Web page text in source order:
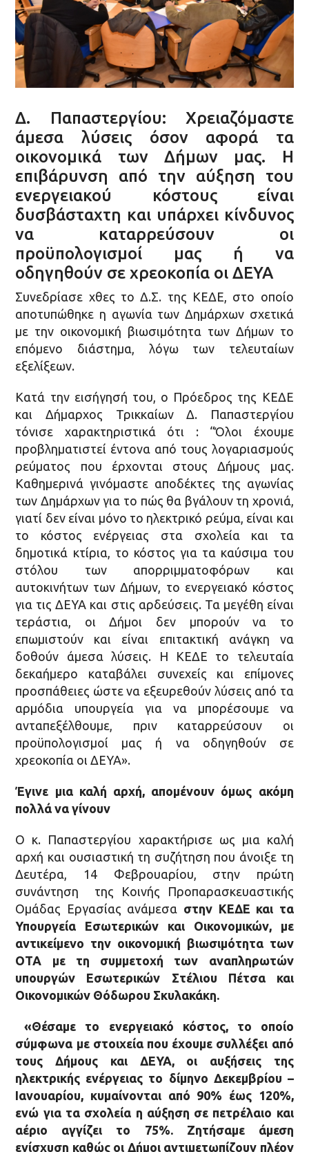
Δ. Παπαστεργίου: Χρειαζόμαστε
άμεσα λύσεις όσον αφορά τα
οικονομικά των Δήμων μας. Η
επιβάρυνση από την αύξηση του
ενεργειακού κόστους είναι
δυσβάσταχτη και υπάρχει κίνδυνος
να καταρρεύσουν οι
προϋπολογισμοί μας ή να
οδηγηθούν σε χρεοκοπία οι ΔΕΥΑ
Συνεδρίασε χθες το Δ.Σ. της ΚΕΔΕ, στο οποίο
αποτυπώθηκε η αγωνία των Δημάρχων σχετικά
με την οικονομική βιωσιμότητα των Δήμων το
επόμενο διάστημα, λόγω των τελευταίων
εξελίξεων.
Κατά την εισήγησή του, ο Πρόεδρος της ΚΕΔΕ
και Δήμαρχος Τρικκαίων Δ. Παπαστεργίου
τόνισε χαρακτηριστικά ότι : “Όλοι έχουμε
προβληματιστεί έντονα από τους λογαριασμούς
ρεύματος που έρχονται στους Δήμους μας.
Καθημερινά γινόμαστε αποδέκτες της αγωνίας
των Δημάρχων για το πώς θα βγάλουν τη χρονιά,
γιατί δεν είναι μόνο το ηλεκτρικό ρεύμα, είναι και
το κόστος ενέργειας στα σχολεία και τα
δημοτικά κτίρια, το κόστος για τα καύσιμα του
στόλου των απορριμματοφόρων και
αυτοκινήτων των Δήμων, το ενεργειακό κόστος
για τις ΔΕΥΑ και στις αρδεύσεις. Τα μεγέθη είναι
τεράστια, οι Δήμοι δεν μπορούν να το
επωμιστούν και είναι επιτακτική ανάγκη να
δοθούν άμεσα λύσεις. Η ΚΕΔΕ το τελευταία
δεκαήμερο καταβάλει συνεχείς και επίμονες
προσπάθειες ώστε να εξευρεθούν λύσεις από τα
αρμόδια υπουργεία για να μπορέσουμε να
ανταπεξέλθουμε, πριν καταρρεύσουν οι
προϋπολογισμοί μας ή να οδηγηθούν σε
χρεοκοπία οι ΔΕΥΑ».
Έγινε μια καλή αρχή, απομένουν όμως ακόμη
πολλά να γίνουν
Ο κ. Παπαστεργίου χαρακτήρισε ως μια καλή
αρχή και ουσιαστική τη συζήτηση που άνοιξε τη
Δευτέρα, 14 Φεβρουαρίου, στην πρώτη
συνάντηση της Κοινής Προπαρασκευαστικής
Ομάδας Εργασίας ανάμεσα στην ΚΕΔΕ και τα
Υπουργεία Εσωτερικών και Οικονομικών,
με
αντικείμενο την οικονομική βιωσιμότητα των
ΟΤΑ με τη συμμετοχή των αναπληρωτών
υπουργών Εσωτερικών Στέλιου Πέτσα και
Οικονομικών Θόδωρου Σκυλακάκη.
«Θέσαμε το ενεργειακό κόστος, το οποίο
σύμφωνα με στοιχεία που έχουμε συλλέξει από
τους Δήμους και ΔΕΥΑ, οι αυξήσεις της
ηλεκτρικής ενέργειας το δίμηνο Δεκεμβρίου –
Ιανουαρίου, κυμαίνονται από 90% έως 120%,
ενώ για τα σχολεία η αύξηση σε πετρέλαιο και
αέριο αγγίζει το 75%.Ζητήσαμε άμεση
ενίσχυση καθώς οι Δήμοι αντιμετωπίζουν πλέον